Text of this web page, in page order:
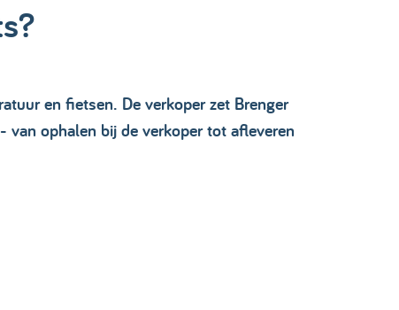
en fietsen. De verkoper zet Brenger
van ophalen bij de verkoper tot afleveren